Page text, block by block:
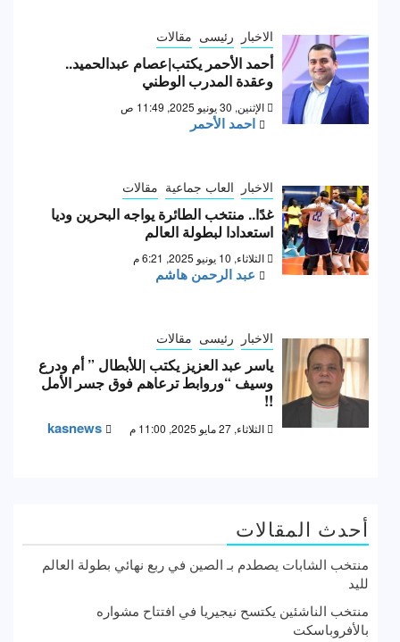
الاخبار رئيسى مقالات
أحمد الأحمر يكتب|عصام عبدالحميد..
وعقدة المدرب الوطني
الإثنين, 30 يونيو 2025, 11:49 ص
احمد الأحمر
الاخبار العاب جماعية مقالات
غدًا.. منتخب الطائرة يواجه البحرين وديا
استعدادا لبطولة العالم
الثلاثاء, 10 يونيو 2025, 6:21 م
عبد الرحمن هاشم
الاخبار رئيسى مقالات
ياسر عبد العزيز يكتب |للأبطال ” أم ودرع
وسيف “وروابط ترعاهم فوق جسر الأمل
!!
الثلاثاء, 27 مايو 2025, 11:00 م kasnews
أحدث المقالات
منتخب الشابات يصطدم بـ الصين في ربع نهائي بطولة العالم
لليد
منتخب الناشئين يكتسح نيجيريا في افتتاح مشواره
بالأفروباسكت